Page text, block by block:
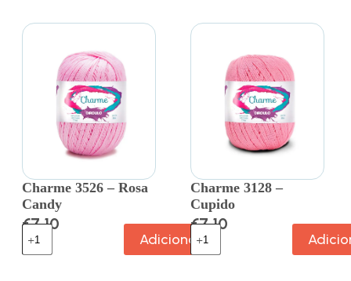
Charme 3526 – Rosa
Candy
€7.10
Adicionar
Charme 3128 –
Cupido
€7.10